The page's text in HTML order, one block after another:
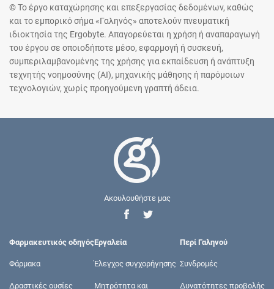
© Το έργο καταχώρησης και επεξεργασίας δεδομένων, καθώς
και το εμπορικό σήμα «Γαληνός» αποτελούν πνευματική
ιδιοκτησία της Ergobyte. Απαγορεύεται η χρήση ή αναπαραγωγή
του έργου σε οποιοδήποτε μέσο, εφαρμογή ή συσκευή,
συμπεριλαμβανομένης της χρήσης για εκπαίδευση ή ανάπτυξη
τεχνητής νοημοσύνης (AI), μηχανικής μάθησης ή παρόμοιων
τεχνολογιών, χωρίς προηγούμενη γραπτή άδεια.
Ακουλουθήστε μας
Φαρμακευτικός οδηγός
Φάρμακα
Δραστικές ουσίες
Εργαλεία
Έλεγχος συγχορήγησης
Μητρότητα και
Περί Γαληνού
Συνδρομές
Δυνατότητες προβολής